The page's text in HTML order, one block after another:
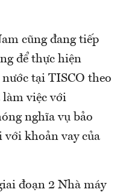
cũng đang tiếp
để thực hiện
tại TISCO theo
làm việc với
nghĩa vụ bảo
với khoản vay của
đoạn 2 Nhà máy